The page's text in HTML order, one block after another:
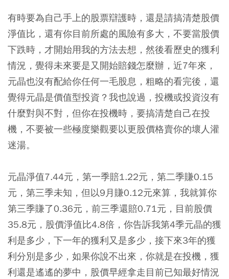
有時要為自己手上的股票辯護時，還是請搞清楚股價
淨值比，還有你目前所處的風險有多大，不要當股價
下跌時，才開始用我的方法去想，然後看歷史的獲利
情況，覺得未來要是又開始賠錢怎麼辦，近7年來，
元晶也沒有配給你任何一毛股息，粗略的看完後，還
覺得元晶是價值型投資？我也說過，投機或投資沒有
什麼對與不對，但你在投機時，要搞清楚自己在投
機，不要被一些極度樂觀要以更股價格賣你的壞人灌
迷湯。
元晶淨值7.44元，第一季賠1.22元，第二季賺0.15
元，第三季未知，但以9月賺0.12元來算，我就算你
第三季賺了0.36元，前三季還賠0.71元，目前股價
35.8元，股價淨值比4.8倍，你告訴我第4季元晶的獲
利是多少，下一年的獲利又是多少，接下來3年的獲
利分別是多少，如果你說不出來，你就是在投機，獲
利還是遙遙的夢中，股價早經拿走目前已知最好情況